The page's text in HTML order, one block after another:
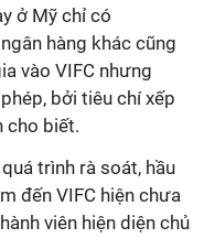
ở Mỹ chỉ có
hàng khác cũng
vào VIFC nhưng
bởi tiêu chí xếp
cho biết.
trình rà soát, hầu
đến VIFC hiện chưa
viên hiện diện chủ